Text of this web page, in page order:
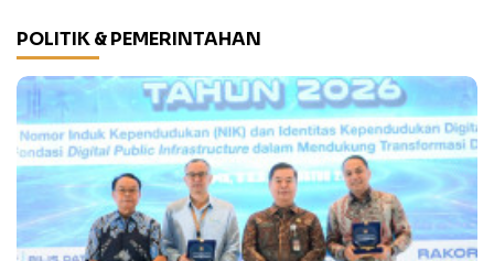
POLITIK & PEMERINTAHAN